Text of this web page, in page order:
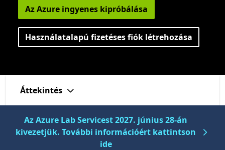
Az Azure ingyenes kipróbálása
Használatalapú fizetéses fiók létrehozása
Áttekintés
Az Azure Lab Servicest 2027. június 28-án
kivezetjük. További információért kattintson
ide